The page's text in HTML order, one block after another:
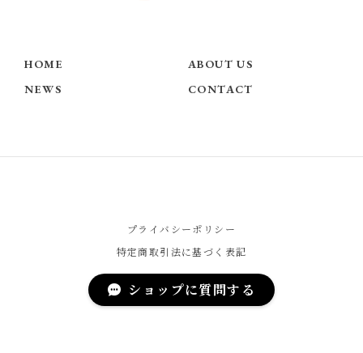
HOME
ABOUT US
NEWS
CONTACT
プライバシーポリシー
特定商取引法に基づく表記
ショップに質問する